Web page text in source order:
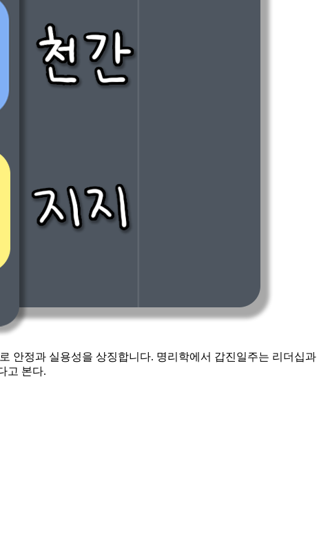
안정과 실용성을 상징합니다. 명리학에서 갑진일주는 리더십과
고 본다.